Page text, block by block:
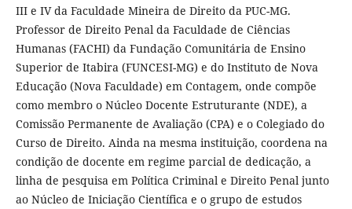
III e IV da Faculdade Mineira de Direito da PUC-MG.
Professor de Direito Penal da Faculdade de Ciências
Humanas (FACHI) da Fundação Comunitária de Ensino
Superior de Itabira (FUNCESI-MG) e do Instituto de Nova
Educação (Nova Faculdade) em Contagem, onde compõe
como membro o Núcleo Docente Estruturante (NDE), a
Comissão Permanente de Avaliação (CPA) e o Colegiado do
Curso de Direito. Ainda na mesma instituição, coordena na
condição de docente em regime parcial de dedicação, a
linha de pesquisa em Política Criminal e Direito Penal junto
ao Núcleo de Iniciação Científica e o grupo de estudos